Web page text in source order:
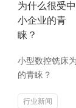
为什么很受中
小企业的青
睐？
小型数控铣床
的青睐？
行业新闻